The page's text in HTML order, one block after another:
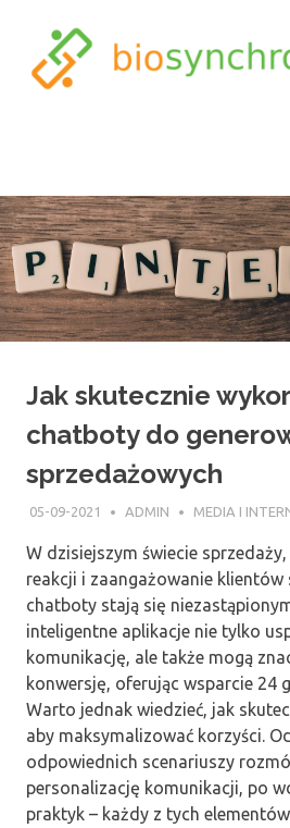
content
Jak skutecznie
chatboty do
sprzedażowych
05-09-2021 ADMIN MEDIA I
W dzisiejszym świecie
reakcji i zaangażowanie klientów
chatboty stają się
inteligentne aplikacje nie tylko
komunikację, ale także mogą
konwersję, oferując wsparcie 24
Warto jednak wiedzieć, jak
aby maksymalizować korzyści.
odpowiednich scenariuszy
personalizację komunikacji, po
praktyk – każdy z tych